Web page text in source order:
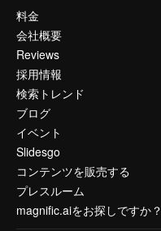
料金
会社概要
Reviews
採用情報
検索トレンド
ブログ
イベント
Slidesgo
コンテンツを販売する
プレスルーム
magnific.aiをお探しですか？